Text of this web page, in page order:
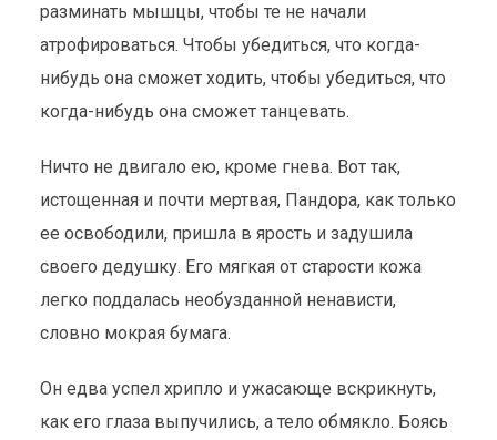
разминать мышцы, чтобы те не начали
атрофироваться. Чтобы убедиться, что когда-
нибудь она сможет ходить, чтобы убедиться, что
когда-нибудь она сможет танцевать.
Ничто не двигало ею, кроме гнева. Вот так,
истощенная и почти мертвая, Пандора, как только
ее освободили, пришла в ярость и задушила
своего дедушку. Его мягкая от старости кожа
легко поддалась необузданной ненависти,
словно мокрая бумага.
Он едва успел хрипло и ужасающе вскрикнуть,
как его глаза выпучились, а тело обмякло. Боясь